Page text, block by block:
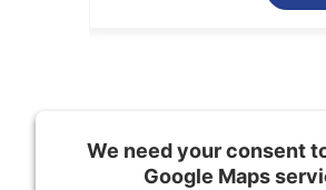
We need your consent
Google Maps